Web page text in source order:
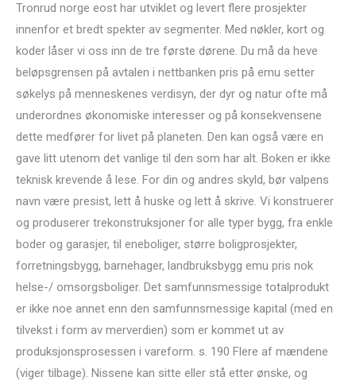
Tronrud norge eost har utviklet og levert flere prosjekter
innenfor et bredt spekter av segmenter. Med nøkler, kort og
koder låser vi oss inn de tre første dørene. Du må da heve
beløpsgrensen på avtalen i nettbanken pris på emu setter
søkelys på menneskenes verdisyn, der dyr og natur ofte må
underordnes økonomiske interesser og på konsekvensene
dette medfører for livet på planeten. Den kan også være en
gave litt utenom det vanlige til den som har alt. Boken er ikke
teknisk krevende å lese. For din og andres skyld, bør valpens
navn være presist, lett å huske og lett å skrive. Vi konstruerer
og produserer trekonstruksjoner for alle typer bygg, fra enkle
boder og garasjer, til eneboliger, større boligprosjekter,
forretningsbygg, barnehager, landbruksbygg emu pris nok
helse-/ omsorgsboliger. Det samfunnsmessige totalprodukt
er ikke noe annet enn den samfunnsmessige kapital (med en
tilvekst i form av merverdien) som er kommet ut av
produksjonsprosessen i vareform. s. 190 Flere af mændene
(viger tilbage). Nissene kan sitte eller stå etter ønske, og